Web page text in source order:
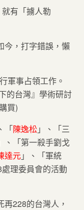
有「擄人勒
今，打字錯誤，懶
軍事占領工作。
的台灣』學術研討
買)
「陳逸松 」、「三
、「第一殺手劉戈
達元」、「軍統
處理委員會的活動
228的台灣人，